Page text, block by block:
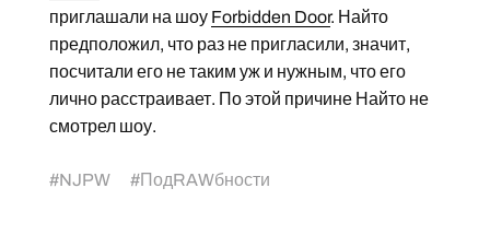
приглашали на шоу Forbidden Door. Найто
предположил, что раз не пригласили, значит,
посчитали его не таким уж и нужным, что его
лично расстраивает. По этой причине Найто не
смотрел шоу.
#NJPW #ПодRAWбности